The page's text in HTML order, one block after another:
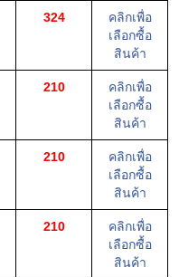
324
คลิกเพื่อ
เลือกซื้อ
สินค้า
210
คลิกเพื่อ
เลือกซื้อ
สินค้า
210
คลิกเพื่อ
เลือกซื้อ
สินค้า
210
คลิกเพื่อ
เลือกซื้อ
สินค้า